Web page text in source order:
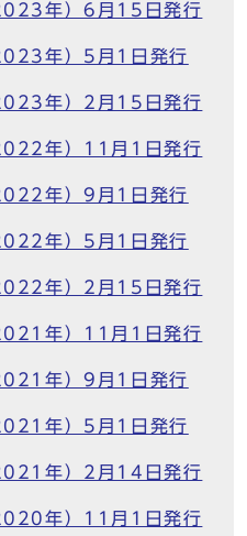
年）6月15日発行
年）5月1日発行
年）2月15日発行
年）11月1日発行
年）9月1日発行
年）5月1日発行
年）2月15日発行
年）11月1日発行
年）9月1日発行
年）5月1日発行
年）2月14日発行
年）11月1日発行